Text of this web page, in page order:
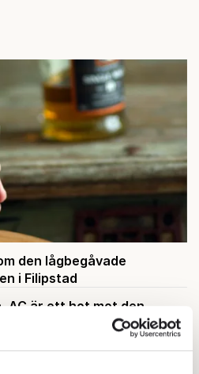
den lågbegåvade
i Filipstad
AC är ett hot mot den
oroar sig